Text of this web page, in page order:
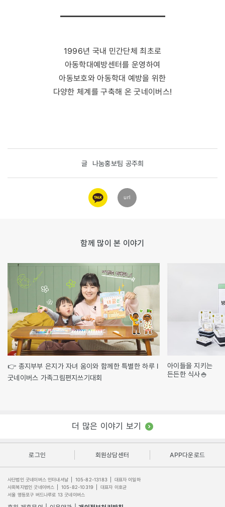
1996년 국내 민간단체 최초로
아동학대예방센터를 운영하여
아동보호와 아동학대 예방을 위한
다양한 체계를 구축해 온 굿네이버스!
건강하고 행복하게 성장할 수 있도록
함께해 주세요.💚
글 나눔홍보팀 공주희
카카오
링크
url
함께 많이 본 이야기
👉 종지부부 은지가 자녀 움이와 함께한 특별한 하루 l
굿네이버스 가족그림편지쓰기대회
아이들을 지키는
든든한 식사🍚
더 많은 이야기 보기
로그인 회원상담센터 APP다운로드
사단법인 굿네이버스 인터내셔날 105-82-13183
대표자 이일하
사회복지법인 굿네이버스
105-82-10319
대표자 이호균
서울 영등포구 버드나루로 13 굿네이버스